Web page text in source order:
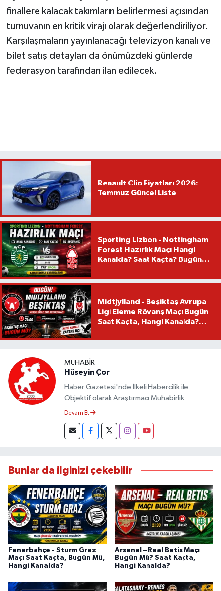
finallere kalacak takımların belirlenmesi açısından
turnuvanın en kritik virajı olarak değerlendiriliyor.
Karşılaşmaların yayınlanacağı televizyon kanalı ve
bilet satış detayları da önümüzdeki günlerde
federasyon tarafından ilan edilecek.
Renault Clio Fiyatları 2026:
Temmuz Güncel Liste
Sporting Lizbon - Nottingham
Forest Hazırlık Maçı Hangi
Kanalda? Saat Kaçta? Bugün
Midtjylland - Beşiktaş Avrupa
Ligi Eleme Rövanş Maçı Bugün
Saat Kaçta, Hangi Kanalda?
MUHABIR
Hüseyin Çor
Haber Gazetesi'nde İlkeli Habercilik ile
Objektif olarak Araştırmacı Muhabirlik
Yapmaktayım.
Devam Et
Bunlar da ilginizi çekebilir
Fenerbahçe - Sturm Graz
Maçı Saat Kaçta, Bugün Mü,
Hangi Kanalda?
Arsenal – Real Betis Maçı
Bugün Mü? Saat Kaçta,
Hangi Kanalda?